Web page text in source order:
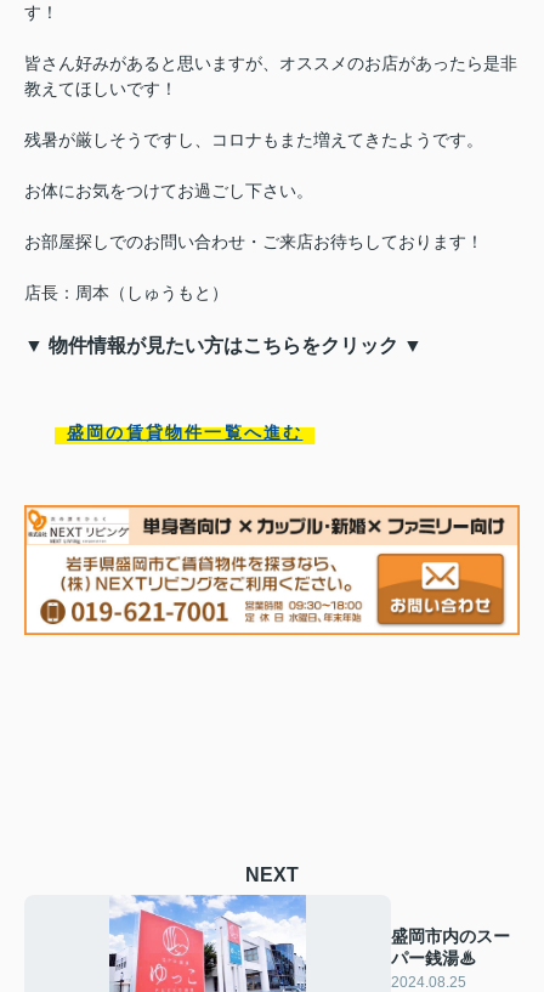
す！
皆さん好みがあると思いますが、オススメのお店があったら是非
教えてほしいです！
残暑が厳しそうですし、コロナもまた増えてきたようです。
お体にお気をつけてお過ごし下さい。
お部屋探しでのお問い合わせ・ご来店お待ちしております！
店長：周本（しゅうもと）
▼ 物件情報が見たい方はこちらをクリック ▼
盛岡の賃貸物件一覧へ進む
NEXT
盛岡市内のスー
パー銭湯♨
2024.08.25